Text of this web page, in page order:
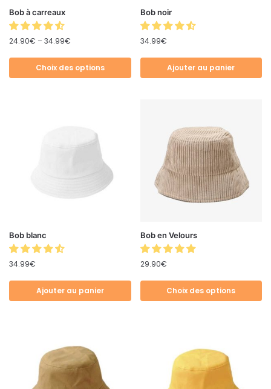
Bob à carreaux
24.90€ –34.99€
Choix des options
Bob noir
34.99€
Ajouter au panier
Bob blanc
34.99€
Ajouter au panier
Bob en Velours
29.90€
Choix des options